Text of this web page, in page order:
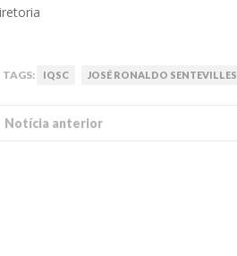
TAGS: IQSC JOSÉ RONALDO SENTEVILLES
Notí­cia anterior